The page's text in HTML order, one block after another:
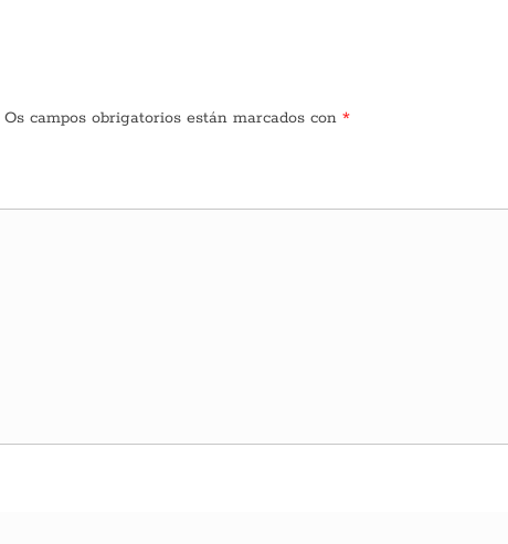
Os campos obrigatorios están marcados con *